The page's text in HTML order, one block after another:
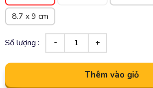
8.7 x 9 cm
Số lượng :
Thêm vào giỏ